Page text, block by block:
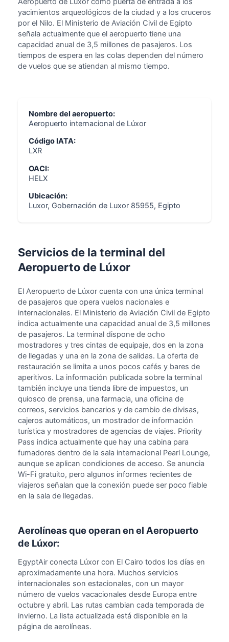
yacimientos arqueológicos de la ciudad y a los cruceros
por el Nilo. El Ministerio de Aviación Civil de Egipto
señala actualmente que el aeropuerto tiene una
capacidad anual de 3,5 millones de pasajeros. Los
tiempos de espera en las colas dependen del número
de vuelos que se atiendan al mismo tiempo.
Nombre del aeropuerto:
Aeropuerto internacional de Lúxor
Código IATA:
LXR
OACI:
HELX
Ubicación:
Luxor, Gobernación de Luxor 85955, Egipto
Servicios de la terminal del
Aeropuerto de Lúxor
El Aeropuerto de Lúxor cuenta con una única terminal
de pasajeros que opera vuelos nacionales e
internacionales. El Ministerio de Aviación Civil de Egipto
indica actualmente una capacidad anual de 3,5 millones
de pasajeros. La terminal dispone de ocho
mostradores y tres cintas de equipaje, dos en la zona
de llegadas y una en la zona de salidas. La oferta de
restauración se limita a unos pocos cafés y bares de
aperitivos. La información publicada sobre la terminal
también incluye una tienda libre de impuestos, un
quiosco de prensa, una farmacia, una oficina de
correos, servicios bancarios y de cambio de divisas,
cajeros automáticos, un mostrador de información
turística y mostradores de agencias de viajes. Priority
Pass indica actualmente que hay una cabina para
fumadores dentro de la sala internacional Pearl Lounge,
aunque se aplican condiciones de acceso. Se anuncia
Wi-Fi gratuito, pero algunos informes recientes de
viajeros señalan que la conexión puede ser poco fiable
en la sala de llegadas.
Aerolíneas que operan en el Aeropuerto
de Lúxor:
EgyptAir conecta Lúxor con El Cairo todos los días en
aproximadamente una hora. Muchos servicios
internacionales son estacionales, con un mayor
número de vuelos vacacionales desde Europa entre
octubre y abril. Las rutas cambian cada temporada de
invierno. La lista actualizada está disponible en la
página de aerolíneas.